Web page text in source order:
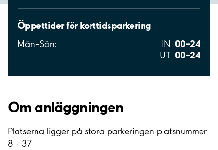
Öppettider för korttidsparkering
Mån–Sön: IN 00–24
UT 00–24
Om anläggningen
Platserna ligger på stora parkeringen platsnummer
8 - 37